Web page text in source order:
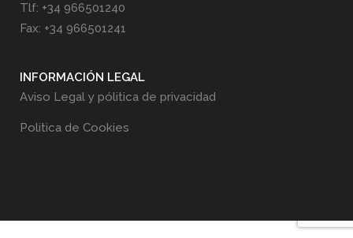
Tlf: +34 966501240
Fax: +34 966501241
INFORMACIÓN LEGAL
Aviso Legal y pólitica de privacidad
Politica de Cookies